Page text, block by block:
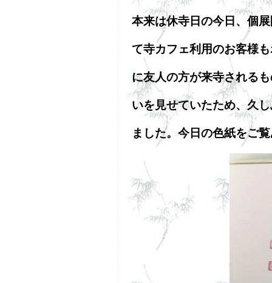
本来は休寺日の今日、個
て寺カフェ利用のお客様
に友人の方が来寺される
いを見せていたため、久
ました。今日の色紙をご